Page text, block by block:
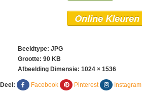
Online Kleuren
Beeldtype: JPG
Grootte: 90 KB
Afbeelding Dimensie: 1024 × 1536
Deel: Facebook Pinterest Instagram